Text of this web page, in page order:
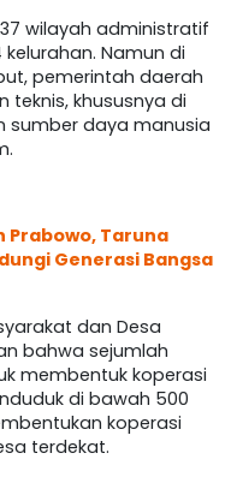
wilayah administratif
Namun di
pemerintah daerah
khususnya di
daya manusia
Prabowo, Taruna
Generasi Bangsa
dan Desa
bahwa sejumlah
membentuk koperasi
di bawah 500
koperasi
terdekat.